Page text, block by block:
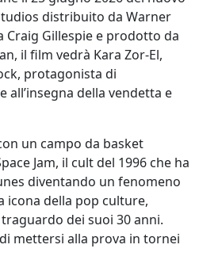
distribuito da Warner
Craig Gillespie e prodotto da
il film vedrà Kara Zor-El,
protagonista di
all’insegna della vendetta e
un campo da basket
Jam, il cult del 1996 che ha
diventando un fenomeno
icona della pop culture,
dei suoi 30 anni.
mettersi alla prova in tornei